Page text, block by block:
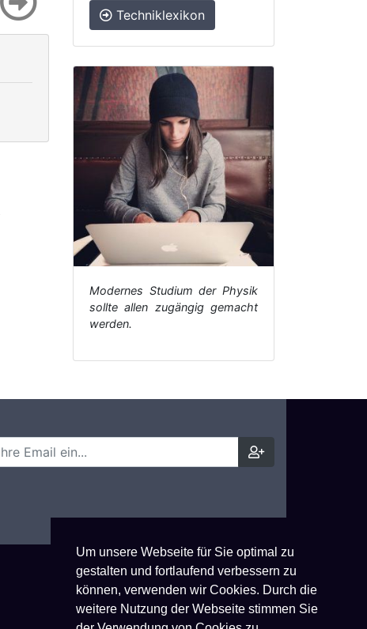
Um unsere Webseite für Sie optimal zu
gestalten und fortlaufend verbessern zu
können, verwenden wir Cookies. Durch die
weitere Nutzung der Webseite stimmen Sie
Techniklexikon
Modernes Studium der Physik
sollte allen zugängig gemacht
werden.